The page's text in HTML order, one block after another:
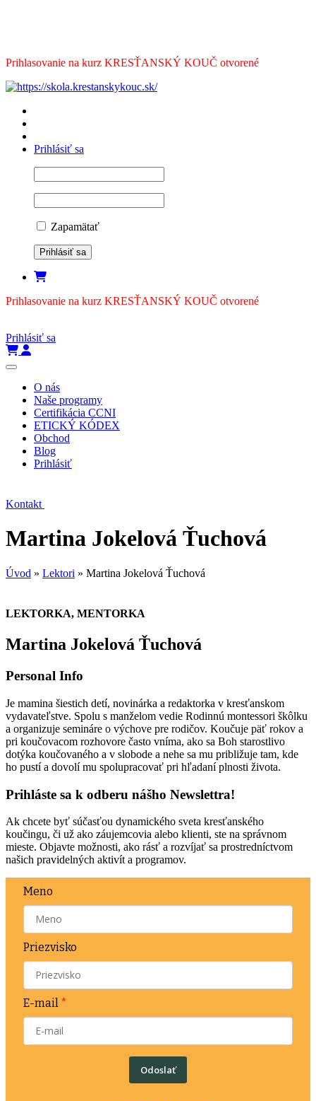
Prihlasovanie na kurz KRESŤANSKÝ KOUČ otvorené
Prihlásiť sa
Zapamätať
Prihlasovanie na kurz KRESŤANSKÝ KOUČ otvorené
Prihlásiť sa
O nás
Naše programy
Certifikácia CCNI
ETICKÝ KÓDEX
Obchod
Blog
Prihlásiť
Kontakt
Martina Jokelová Ťuchová
Úvod » Lektori » Martina Jokelová Ťuchová
LEKTORKA, MENTORKA
Martina Jokelová Ťuchová
Personal Info
Je mamina šiestich detí, novinárka a redaktorka v kresťanskom
vydavateľstve. Spolu s manželom vedie Rodinnú montessori škôlku
a organizuje semináre o výchove pre rodičov. Koučuje päť rokov a
pri koučovacom rozhovore často vníma, ako sa Boh starostlivo
dotýka koučovaného a v slobode a nehe sa mu približuje tam, kde
ho pustí a dovolí mu spolupracovať pri hľadaní plnosti života.
Prihláste sa k odberu nášho Newslettra!
Ak chcete byť súčasťou dynamického sveta kresťanského
koučingu, či už ako záujemcovia alebo klienti, ste na správnom
mieste. Objavte možnosti, ako rásť a rozvíjať sa prostredníctvom
našich pravidelných aktivít a programov.
Meno
Priezvisko
E-mail *
Odoslať